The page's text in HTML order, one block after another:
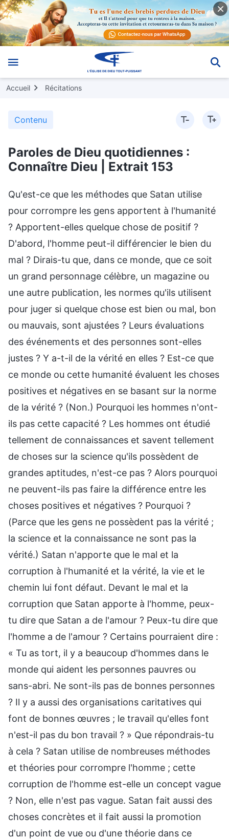
Accueil Récitations
Contenu
Paroles de Dieu quotidiennes :
Connaître Dieu | Extrait 153
Qu'est-ce que les méthodes que Satan utilise
pour corrompre les gens apportent à l'humanité
? Apportent-elles quelque chose de positif ?
D'abord, l'homme peut-il différencier le bien du
mal ? Dirais-tu que, dans ce monde, que ce soit
un grand personnage célèbre, un magazine ou
une autre publication, les normes qu'ils utilisent
pour juger si quelque chose est bien ou mal, bon
ou mauvais, sont ajustées ? Leurs évaluations
des événements et des personnes sont-elles
justes ? Y a-t-il de la vérité en elles ? Est-ce que
ce monde ou cette humanité évaluent les choses
positives et négatives en se basant sur la norme
de la vérité ? (Non.) Pourquoi les hommes n'ont-
ils pas cette capacité ? Les hommes ont étudié
tellement de connaissances et savent tellement
de choses sur la science qu'ils possèdent de
grandes aptitudes, n'est-ce pas ? Alors pourquoi
ne peuvent-ils pas faire la différence entre les
choses positives et négatives ? Pourquoi ?
(Parce que les gens ne possèdent pas la vérité ;
la science et la connaissance ne sont pas la
vérité.) Satan n'apporte que le mal et la
corruption à l'humanité et la vérité, la vie et le
chemin lui font défaut. Devant le mal et la
corruption que Satan apporte à l'homme, peux-
tu dire que Satan a de l'amour ? Peux-tu dire que
l'homme a de l'amour ? Certains pourraient dire :
« Tu as tort, il y a beaucoup d'hommes dans le
monde qui aident les personnes pauvres ou
sans-abri. Ne sont-ils pas de bonnes personnes
? Il y a aussi des organisations caritatives qui
font de bonnes œuvres ; le travail qu'elles font
n'est-il pas du bon travail ? » Que répondrais-tu
à cela ? Satan utilise de nombreuses méthodes
et théories pour corrompre l'homme ; cette
corruption de l'homme est-elle un concept vague
? Non, elle n'est pas vague. Satan fait aussi des
choses concrètes et il fait aussi la promotion
d'un point de vue ou d'une théorie dans ce